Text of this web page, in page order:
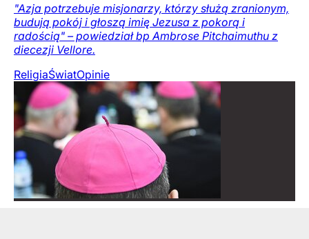
"Azja potrzebuje misjonarzy, którzy służą zranionym,
budują pokój i głoszą imię Jezusa z pokorą i
radością" – powiedział bp Ambrose Pitchaimuthu z
diecezji Vellore.
ReligiaŚwiatOpinie